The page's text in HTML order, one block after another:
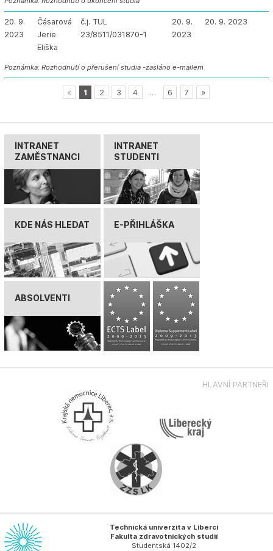
20. 9.
2023
Čásarová
Jerie
Eliška
č.j. TUL
23/8511/031870-1
20. 9.
2023
20. 9. 2023
Poznámka: Rozhodnutí o přerušení studia -zasláno e-mailem
« 1 2 3 4 … 6 7 »
INTRANET
ZAMĚSTNANCI
INTRANET
STUDENTI
KDE NÁS HLEDAT E-PŘIHLÁŠKA
ABSOLVENTI
HLAVNÍ PARTNEŘI
Technická univerzita v Liberci
Fakulta zdravotnických studií
Studentská 1402/2